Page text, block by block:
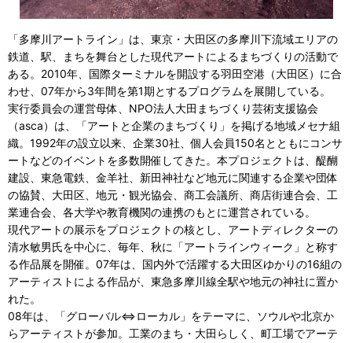
「多摩川アートライン」は、東京・大田区の多摩川下流域エリアの
鉄道、駅、まちを舞台とした現代アートによるまちづくりの活動で
ある。2010年、国際ターミナルを開設する羽田空港（大田区）に合
わせ、07年から3年間を第1期とするプログラムを展開している。
実行委員会の運営母体、NPO法人大田まちづくり芸術支援協会
（asca）は、「アートと企業のまちづくり」を掲げる地域メセナ組
織。1992年の設立以来、企業30社、個人会員150名とともにコンサ
ートなどのイベントを多数開催してきた。本プロジェクトは、醍醐
建設、東急電鉄、金羊社、新田神社など地元に関連する企業や団体
の協賛、大田区、地元・観光協会、商工会議所、商店街連合会、工
業連合会、各大学や教育機関の連携のもとに運営されている。
現代アートの展示をプロジェクトの核とし、アートディレクターの
清水敏男氏を中心に、毎年、秋に「アートラインウィーク」と称す
る作品展を開催。07年は、国内外で活躍する大田区ゆかりの16組の
アーティストによる作品が、東急多摩川線全駅や地元の神社に置か
れた。
08年は、「グローバル⇔ローカル」をテーマに、ソウルや北京か
らアーティストが参加。工業のまち・大田らしく、町工場でアーテ